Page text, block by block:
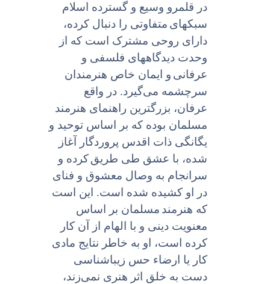
در قلمرو وسیع و گسترده اسلام
سبکهاى متفاوتى را دنبال کرده،
داراى روحى مشترک است که از
وحدت دیدگاههاى فلسفى و
عرفانى و ایمان خاص هنرمندان
سرچشمه می‌گیرد. در واقع
عرفان، بزرگترین راهنماى هنرمند
مسلمان بوده که بر اساس توحید و
یگانگى ذات اقدس پروردگار آغاز
شده، با عشق طى طریقکرده و
سرانجام به وصال معشوق و فناى
در او کشیده شده است. این است
که هنرمند مسلمان بر اساس
معنویت دینى و با الهام از آن کار
کرده است، او به خاطر نتایج مادى
کار یا ارضاء حس زیباشناسى
دست به خلق اثر هنرى نمی‌زند،